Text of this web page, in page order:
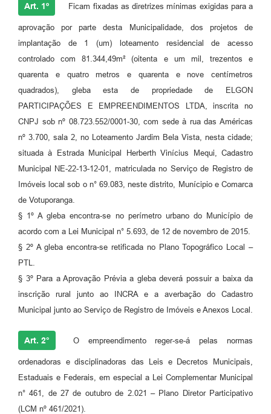
Art. 1º Ficam fixadas as diretrizes mínimas exigidas para a
aprovação por parte desta Municipalidade, dos projetos de
implantação de 1 (um) loteamento residencial de acesso
controlado com 81.344,49m² (oitenta e um mil, trezentos e
quarenta e quatro metros e quarenta e nove centímetros
quadrados), gleba esta de propriedade de ELGON
PARTICIPAÇÕES E EMPREENDIMENTOS LTDA, inscrita no
CNPJ sob nº 08.723.552/0001-30, com sede à rua das Américas
nº 3.700, sala 2, no Loteamento Jardim Bela Vista, nesta cidade;
situada à Estrada Municipal Herberth Vinícius Mequi, Cadastro
Municipal NE-22-13-12-01, matriculada no Serviço de Registro de
Imóveis local sob o n° 69.083, neste distrito, Munícipio e Comarca
de Votuporanga.
§ 1º A gleba encontra-se no perímetro urbano do Município de
acordo com a Lei Municipal n° 5.693, de 12 de novembro de 2015.
§ 2º A gleba encontra-se retificada no Plano Topográfico Local –
PTL.
§ 3º Para a Aprovação Prévia a gleba deverá possuir a baixa da
inscrição rural junto ao INCRA e a averbação do Cadastro
Municipal junto ao Serviço de Registro de Imóveis e Anexos Local.
Art. 2° O empreendimento reger-se-á pelas normas
ordenadoras e disciplinadoras das Leis e Decretos Municipais,
Estaduais e Federais, em especial a Lei Complementar Municipal
n° 461, de 27 de outubro de 2.021 – Plano Diretor Participativo
(LCM nº 461/2021).